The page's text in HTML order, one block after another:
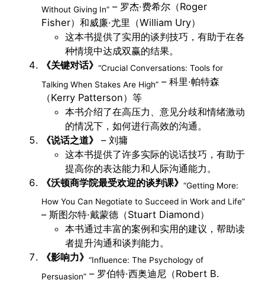
Without Giving In” – 罗杰·费希尔（Roger
Fisher）和威廉·尤里（William Ury）
这本书提供了实用的谈判技巧，有助于在各
种情境中达成双赢的结果。
《关键对话》“Crucial Conversations: Tools for
Talking When Stakes Are High” – 科里·帕特森
（Kerry Patterson）等
本书介绍了在高压力、意见分歧和情绪激动
的情况下，如何进行高效的沟通。
《说话之道》
– 刘墉
这本书提供了许多实际的说话技巧，有助于
提高你的表达能力和人际沟通能力。
《沃顿商学院最受欢迎的谈判课》“Getting More:
How You Can Negotiate to Succeed in Work and Life”
– 斯图尔特·戴蒙德（Stuart Diamond）
本书通过丰富的案例和实用的建议，帮助读
者提升沟通和谈判能力。
《影响力》“Influence: The Psychology of
Persuasion” – 罗伯特·西奥迪尼（Robert B.